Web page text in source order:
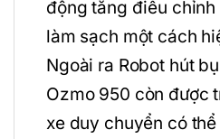
động tăng điều
làm sạch một cách
Ngoài ra Robot hút
Ozmo 950 còn được
xe duy chuyển có